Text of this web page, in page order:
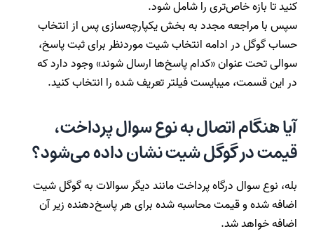
کنید تا بازه خاص‌تری را شامل شود.
سپس با مراجعه مجدد به بخش یکپارچه‌سازی پس از انتخاب
حساب گوگل در ادامه انتخاب شیت موردنظر برای ثبت پاسخ،
سوالی تحت عنوان «کدام پاسخ‌ها ارسال شوند» وجود دارد که
در این قسمت، میبایست فیلتر تعریف شده را انتخاب ‌کنید.
آیا هنگام اتصال به نوع سوال پرداخت،
قیمت در گوگل شیت نشان داده می‌شود؟
بله، نوع سوال درگاه پرداخت مانند دیگر سوالات به گوگل شیت
اضافه شده و قیمت محاسبه شده برای هر پاسخ‌دهنده زیر آن
اضافه خواهد شد.